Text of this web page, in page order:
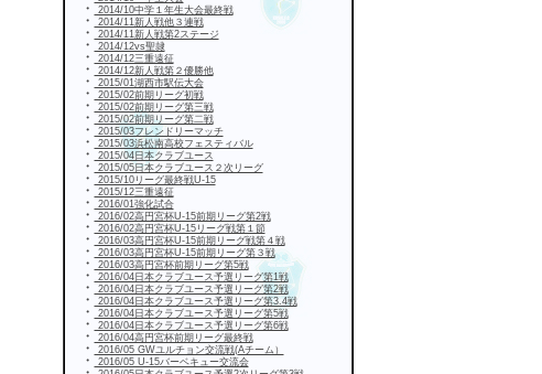
・ 2014/10中学１年生大会最終戦
・ 2014/11新人戦他３連戦
・ 2014/11新人戦第2ステージ
・ 2014/12vs聖隷
・ 2014/12三重遠征
・ 2014/12新人戦第２優勝他
・ 2015/01湖西市駅伝大会
・ 2015/02前期リーグ初戦
・ 2015/02前期リーグ第三戦
・ 2015/02前期リーグ第二戦
・ 2015/03フレンドリーマッチ
・ 2015/03浜松南高校フェスティバル
・ 2015/04日本クラブユース
・ 2015/05日本クラブユース２次リーグ
・ 2015/10リーグ最終戦U-15
・ 2015/12三重遠征
・ 2016/01強化試合
・ 2016/02高円宮杯U-15前期リーグ第2戦
・ 2016/02高円宮杯U-15リーグ戦第１節
・ 2016/03高円宮杯U-15前期リーグ戦第４戦
・ 2016/03高円宮杯U-15前期リーグ第３戦
・ 2016/03高円宮杯前期リーグ第5戦
・ 2016/04日本クラブユース予選リーグ第1戦
・ 2016/04日本クラブユース予選リーグ第2戦
・ 2016/04日本クラブユース予選リーグ第3.4戦
・ 2016/04日本クラブユース予選リーグ第5戦
・ 2016/04日本クラブユース予選リーグ第6戦
・ 2016/04高円宮杯前期リーグ最終戦
・ 2016/05 GWユルチョン交流戦(Aチーム）
・ 2016/05 U-15バーベキュー交流会